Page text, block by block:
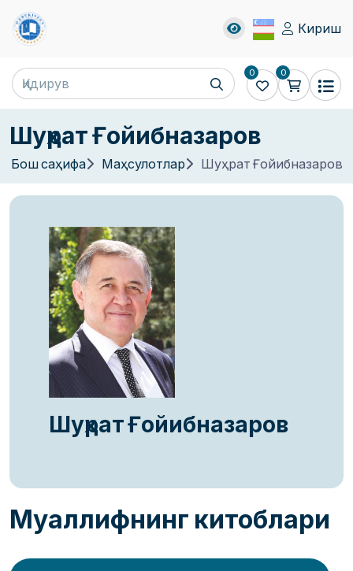
Кириш
0 0
Шуҳрат Ғойибназаров
Бош саҳифа Маҳсулотлар Шуҳрат Ғойибназаров
Шуҳрат Ғойибназаров
Муаллифнинг китоблари